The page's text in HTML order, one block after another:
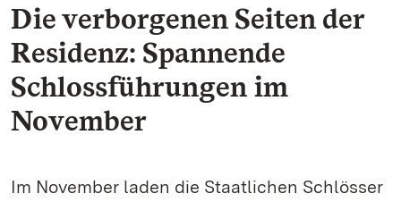
Die verborgenen Seiten der
Residenz: Spannende
Schlossführungen im
November
Im November laden die Staatlichen Schlösser